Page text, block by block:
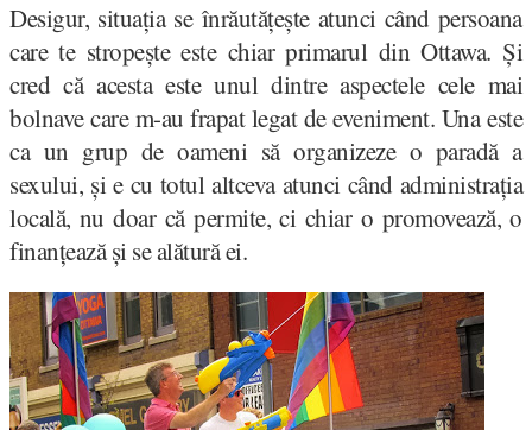
Desigur, situația se înrăutățește atunci când persoana
care te stropește este chiar primarul din Ottawa. Și
cred că acesta este unul dintre aspectele cele mai
bolnave care m-au frapat legat de eveniment. Una este
ca un grup de oameni să organizeze o paradă a
sexului, și e cu totul altceva atunci când administrația
locală, nu doar că permite, ci chiar o promovează, o
finanțează și se alătură ei.